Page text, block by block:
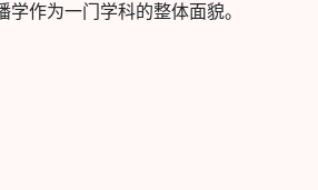
作为一门学科的整体面貌。